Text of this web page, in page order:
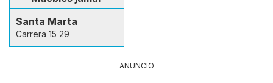
Santa Marta
Carrera 15 29
ANUNCIO